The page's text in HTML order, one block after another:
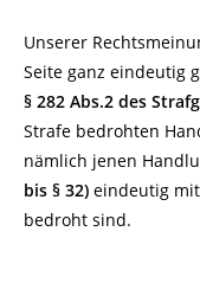
Unserer
Seite ganz eindeutig
§ 282 Abs.2 des
Strafe bedrohten
nämlich jenen
bis § 32) eindeutig
bedroht sind.